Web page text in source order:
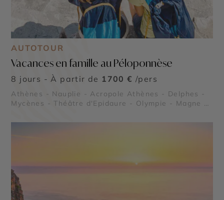
AUTOTOUR
Vacances en famille au Péloponnèse
8 jours - À partir de 1700 € /pers
Athènes - Nauplie - Acropole Athènes - Delphes -
Mycènes - Théâtre d'Epidaure - Olympie - Magne -